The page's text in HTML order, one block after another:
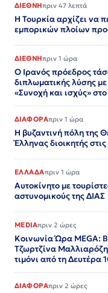
ΔΙΕΘΝΗπριν 47 λεπτά
Η Τουρκία αρχίζει να
εμπορικών πλοίων
ΔΙΕΘΝΗπριν 1 ώρα
Ο Ιρανός πρόεδρος
διπλωματικής λύσης
«Συνοχή και ισχύς» στο
ΔΙΑΦΟΡΑπριν 1 ώρα
Η βυζαντινή πόλη της
Έλληνας διοικητής
ΕΛΛΑΔΑπριν 1 ώρα
Αυτοκίνητο με
αστυνομικούς της ΔΙΑΣ
MEDIAπριν 2 ώρες
Κοινωνία Ώρα MEGA:
Τζωρτζίνα
τιμόνι από τη Δευτέρα
ΔΙΑΦΟΡΑπριν 2 ώρες